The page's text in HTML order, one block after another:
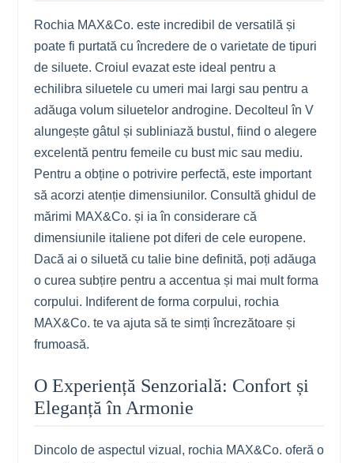
Rochia MAX&Co. este incredibil de versatilă și
poate fi purtată cu încredere de o varietate de tipuri
de siluete. Croiul evazat este ideal pentru a
echilibra siluetele cu umeri mai largi sau pentru a
adăuga volum siluetelor androgine. Decolteul în V
alungește gâtul și subliniază bustul, fiind o alegere
excelentă pentru femeile cu bust mic sau mediu.
Pentru a obține o potrivire perfectă, este important
să acorzi atenție dimensiunilor. Consultă ghidul de
mărimi MAX&Co. și ia în considerare că
dimensiunile italiene pot diferi de cele europene.
Dacă ai o siluetă cu talie bine definită, poți adăuga
o curea subțire pentru a accentua și mai mult forma
corpului. Indiferent de forma corpului, rochia
MAX&Co. te va ajuta să te simți încrezătoare și
frumoasă.
O Experiență Senzorială: Confort și
Eleganță în Armonie
Dincolo de aspectul vizual, rochia MAX&Co. oferă o